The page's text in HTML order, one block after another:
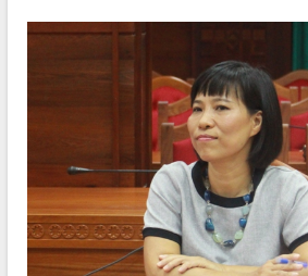
Khám bệnh, cấp phát thuốc miễn phí